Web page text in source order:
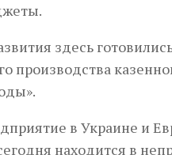
здесь
производства
в Украине и
находится в